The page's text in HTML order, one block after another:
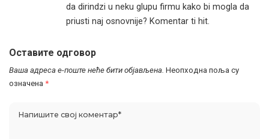
da dirindzi u neku glupu firmu kako bi mogla da
priusti naj osnovnije? Komentar ti hit.
Оставите одговор
Ваша адреса е-поште неће бити објављена. Неопходна поља су
означена *